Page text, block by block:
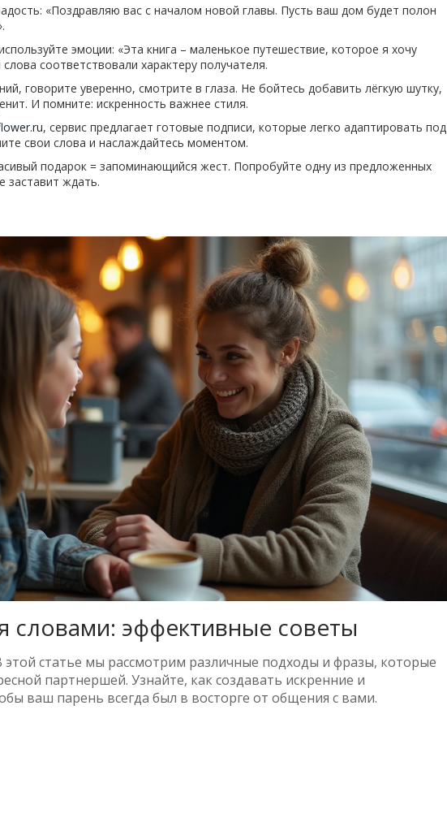
«Поздравляю вас с началом новой главы. Пусть ваш дом будет полон
эмоции: «Эта книга – маленькое путешествие, которое я хочу
соответствовали характеру получателя.
говорите уверенно, смотрите в глаза. Не бойтесь добавить лёгкую шутку,
И помните: искренность важнее стиля.
, сервис предлагает готовые подписи, которые легко адаптировать под
свои слова и наслаждайтесь моментом.
подарок = запоминающийся жест. Попробуйте одну из предложенных
заставит ждать.
словами: эффективные советы
этой статье мы рассмотрим различные подходы и фразы, которые
партнершей. Узнайте, как создавать искренние и
ваш парень всегда был в восторге от общения с вами.